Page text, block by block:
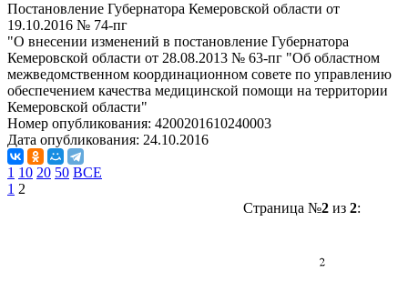
Постановление Губернатора Кемеровской области от
19.10.2016 № 74-пг
"О внесении изменений в постановление Губернатора
Кемеровской области от 28.08.2013 № 63-пг "Об областном
межведомственном координационном совете по управлению
обеспечением качества медицинской помощи на территории
Кемеровской области"
Номер опубликования: 4200201610240003
Дата опубликования: 24.10.2016
1 10 20 50 ВСЕ
1 2
Страница №2из 2: